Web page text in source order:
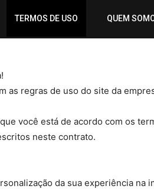
TERMOS DE USO QUEM
as regras de uso do site da
você está de acordo com os
neste contrato.
da sua experiência